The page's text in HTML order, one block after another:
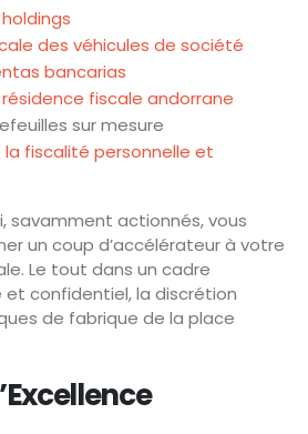
des véhicules de société
bancarias
fiscale andorrane
sur mesure
fiscalité personnelle et
savamment actionnés, vous
un coup d’accélérateur à votre
Le tout dans un cadre
confidentiel, la discrétion
de fabrique de la place